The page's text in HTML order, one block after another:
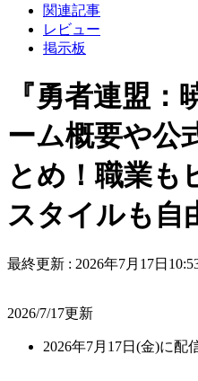
関連記事
レビュー
掲示板
『勇者連盟
ーム概要や公
とめ！職業も
スタイルも自
最終更新 : 2026年7月17日
2026/7/17更新
2026年7月17日(金)に配